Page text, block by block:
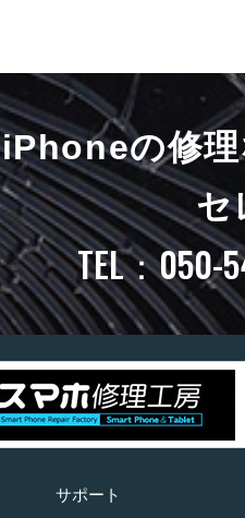
iPhoneの修理
セ
TEL：050-
サポート